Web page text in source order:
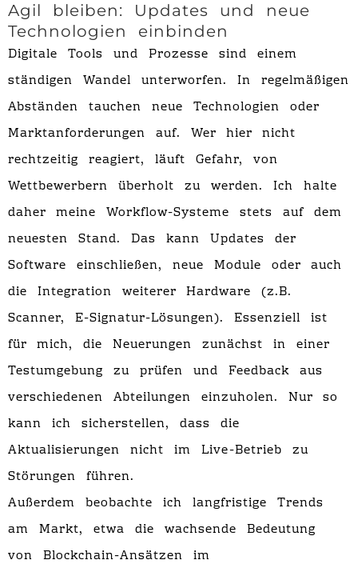
Agil bleiben: Updates und neue
Technologien einbinden
Digitale Tools und Prozesse sind einem
ständigen Wandel unterworfen. In regelmäßigen
Abständen tauchen neue Technologien oder
Marktanforderungen auf. Wer hier nicht
rechtzeitig reagiert, läuft Gefahr, von
Wettbewerbern überholt zu werden. Ich halte
daher meine Workflow-Systeme stets auf dem
neuesten Stand. Das kann Updates der
Software einschließen, neue Module oder auch
die Integration weiterer Hardware (z.B.
Scanner, E-Signatur-Lösungen). Essenziell ist
für mich, die Neuerungen zunächst in einer
Testumgebung zu prüfen und Feedback aus
verschiedenen Abteilungen einzuholen. Nur so
kann ich sicherstellen, dass die
Aktualisierungen nicht im Live-Betrieb zu
Störungen führen.
Außerdem beobachte ich langfristige Trends
am Markt, etwa die wachsende Bedeutung
von Blockchain-Ansätzen im